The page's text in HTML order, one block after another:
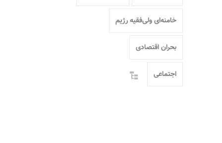
خامنه‌ای ولی‌فقیه رژیم
بحران اقتصادی
اجتماعی